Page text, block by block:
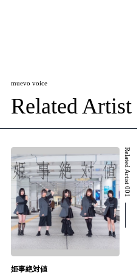
muevo voice
Related Artist
Related Artist 001
姫事絶対値